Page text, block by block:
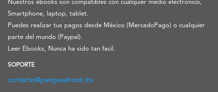
Nuestros ebooks son compatibles con cualquier medio electronico,
Smartphone, laptop, tablet.
Puedes realizar tus pagos desde México (MercadoPago) o cualquier
parte del mundo (Paypal).
Leer Ebooks, Nunca ha sido tan facil.
SOPORTE
contacto@pangeaebook.mx